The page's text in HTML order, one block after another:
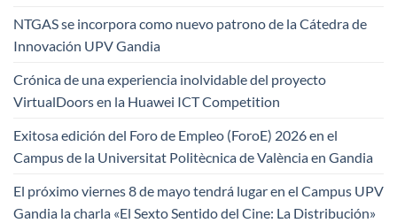
NTGAS se incorpora como nuevo patrono de la Cátedra de
Innovación UPV Gandia
Crónica de una experiencia inolvidable del proyecto
VirtualDoors en la Huawei ICT Competition
Exitosa edición del Foro de Empleo (ForoE) 2026 en el
Campus de la Universitat Politècnica de València en Gandia
El próximo viernes 8 de mayo tendrá lugar en el Campus UPV
Gandia la charla «El Sexto Sentido del Cine: La Distribución»